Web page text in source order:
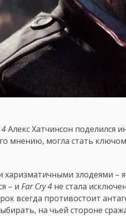
4Алекс Хатчинсон поделился
мнению, могла стать
харизматичными злодеями
– и Far Cry 4 не стала
всегда противостоит
на чьей стороне